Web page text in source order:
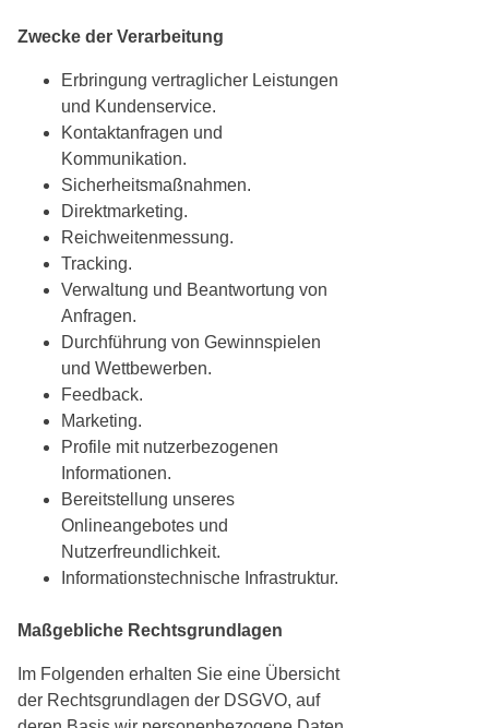
Zwecke der Verarbeitung
Erbringung vertraglicher Leistungen
und Kundenservice.
Kontaktanfragen und
Kommunikation.
Sicherheitsmaßnahmen.
Direktmarketing.
Reichweitenmessung.
Tracking.
Verwaltung und Beantwortung von
Anfragen.
Durchführung von Gewinnspielen
und Wettbewerben.
Feedback.
Marketing.
Profile mit nutzerbezogenen
Informationen.
Bereitstellung unseres
Onlineangebotes und
Nutzerfreundlichkeit.
Informationstechnische Infrastruktur.
Maßgebliche Rechtsgrundlagen
Im Folgenden erhalten Sie eine Übersicht
der Rechtsgrundlagen der DSGVO, auf